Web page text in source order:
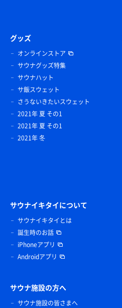
グッズ
オンラインストア
サウナグッズ特集
サウナハット
サ飯スウェット
さうないきたいスウェット
2021年 夏 その1
2021年 夏 その1
2021年 冬
サウナイキタイについて
サウナイキタイとは
誕生時のお話
iPhoneアプリ
Androidアプリ
サウナ施設の方へ
サウナ施設の皆さまへ